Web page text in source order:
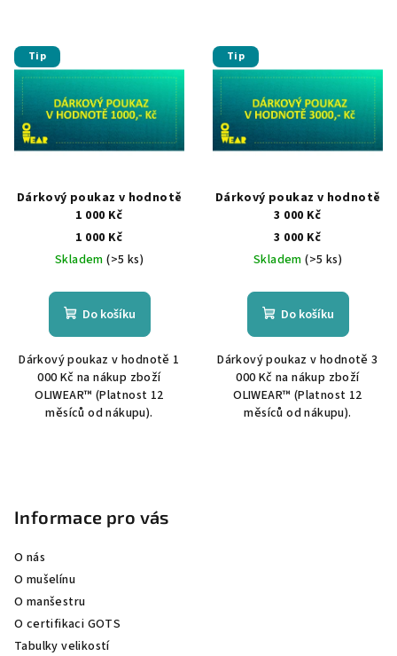
Tip
Dárkový poukaz v hodnotě
1 000 Kč
1 000 Kč
Skladem(>5 ks)
Do košíku
Dárkový poukaz v hodnotě 1
000 Kč na nákup zboží
OLIWEAR™ (Platnost 12
měsíců od nákupu).
Tip
Dárkový poukaz v hodnotě
3 000 Kč
3 000 Kč
Skladem(>5 ks)
Do košíku
Dárkový poukaz v hodnotě 3
000 Kč na nákup zboží
OLIWEAR™ (Platnost 12
měsíců od nákupu).
Informace pro vás
O nás
O mušelínu
O manšestru
O certifikaci GOTS
Tabulky velikostí